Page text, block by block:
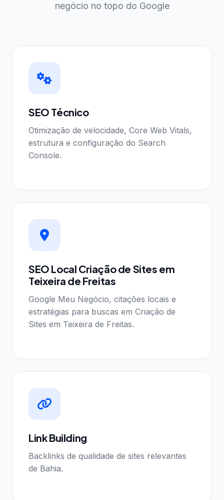
negócio no topo do Google
SEO Técnico
Otimização de velocidade, Core Web Vitals,
estrutura e configuração do Search
Console.
SEO Local Criação de Sites em
Teixeira de Freitas
Google Meu Negócio, citações locais e
estratégias para buscas em Criação de
Sites em Teixeira de Freitas.
Link Building
Backlinks de qualidade de sites relevantes
de Bahia.